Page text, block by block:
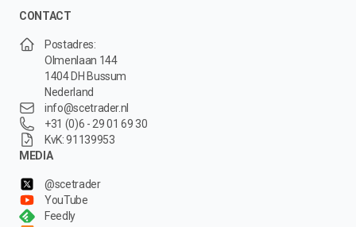
CONTACT
Postadres:
Olmenlaan 144
1404 DH Bussum
Nederland
info@scetrader.nl
+31 (0)6 - 29 01 69 30
KvK: 91139953
MEDIA
@scetrader
YouTube
Feedly